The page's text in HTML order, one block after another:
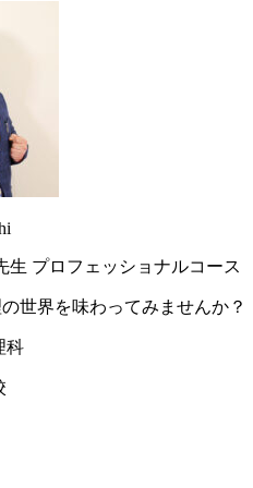
生 プロフェッショナルコース
世界を味わってみませんか？
科